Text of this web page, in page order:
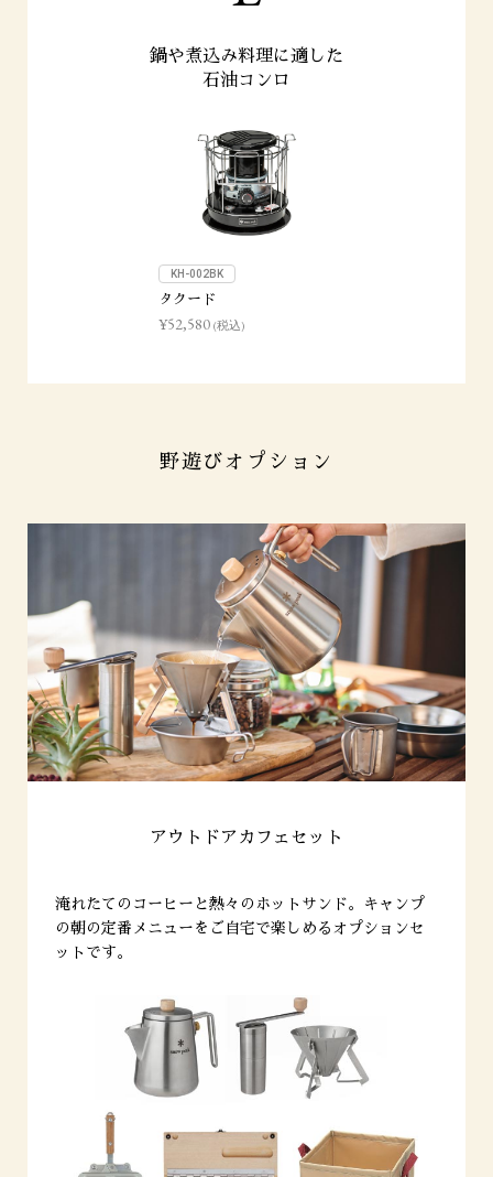
鍋や煮込み料理に適した
石油コンロ
KH-002BK
タクード
¥52,580 (税込)
野遊びオプション
アウトドアカフェセット
淹れたてのコーヒーと熱々のホットサンド。
キャンプ
の朝の定番メニューを ご自宅で楽しめるオプションセ
ットです。